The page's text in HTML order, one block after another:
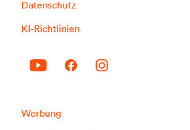
Datenschutz
KI-Richtlinien
Werbung